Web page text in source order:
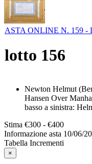
ASTA ONLINE N. 159 -
lotto 156
Newton Helmut
Hansen Over
basso a sinistra:
Stima €300 - €400
Informazione asta 10/06/
Tabella Incrementi
×